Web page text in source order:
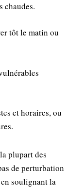
chaudes.
tôt le matin ou
et horaires, ou
plupart des
de perturbation
soulignant la